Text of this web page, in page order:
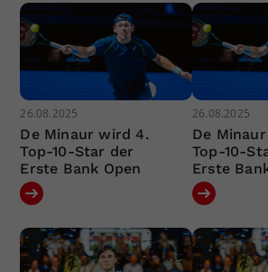
26.08.2025
De Minaur wird 4.
Top-10-Star der
Erste Bank Open
26.08.2025
De
Top-10-
Erste